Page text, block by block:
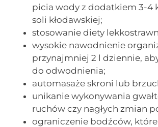
picia wody z dodatkiem 3-4
soli kłodawskiej;
stosowanie diety
wysokie nawodnienie
przynajmniej 2 l dziennie,
do odwodnienia;
automasaże skroni lub
unikanie wykonywania
ruchów czy nagłych zmian
ograniczenie bodźców,